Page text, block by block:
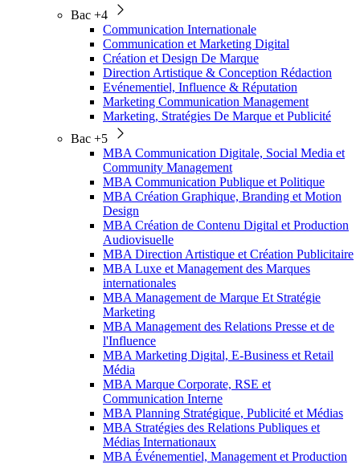
Bac +4
Communication Internationale
Communication et Marketing Digital
Création et Design De Marque
Direction Artistique & Conception Rédaction
Evénementiel, Influence & Réputation
Marketing Communication Management
Marketing, Stratégies De Marque et Publicité
Bac +5
MBA Communication Digitale, Social Media et
Community Management
MBA Communication Publique et Politique
MBA Création Graphique, Branding et Motion
Design
MBA Création de Contenu Digital et Production
Audiovisuelle
MBA Direction Artistique et Création Publicitaire
MBA Luxe et Management des Marques
internationales
MBA Management de Marque Et Stratégie
Marketing
MBA Management des Relations Presse et de
l'Influence
MBA Marketing Digital, E-Business et Retail
Média
MBA Marque Corporate, RSE et
Communication Interne
MBA Planning Stratégique, Publicité et Médias
MBA Stratégies des Relations Publiques et
Médias Internationaux
MBA Événementiel, Management et Production